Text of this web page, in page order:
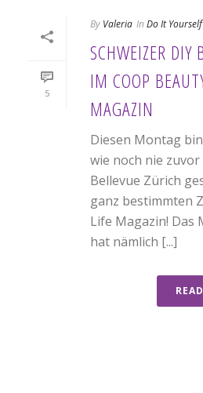
5
By Valeria In Do It Yourself
SCHWEIZER DIY
IM COOP
MAGAZIN
Diesen Montag
wie noch nie
Bellevue Zürich
ganz bestimmten
Life Magazin! Das
hat nämlich [...]